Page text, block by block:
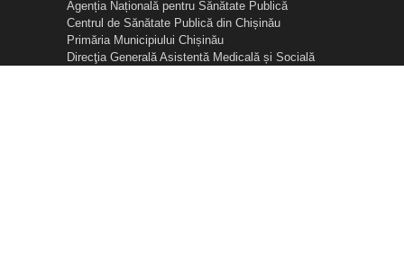
Agenția Națională pentru Sănătate Publică
Centrul de Sănătate Publică din Chișinău
Primăria Municipiului Chișinău
Direcţia Generală Asistentă Medicală și Socială